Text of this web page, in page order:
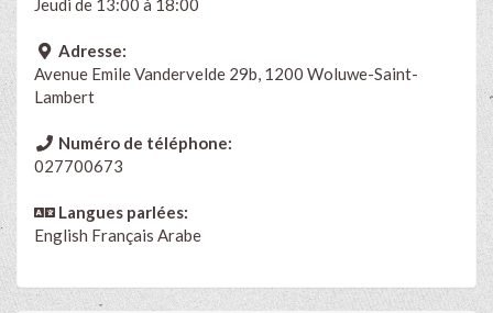
Adresse:
Avenue Emile Vandervelde 29b, 1200 Woluwe-Saint-
Lambert
Numéro de téléphone:
027700673
Langues parlées:
English Français Arabe